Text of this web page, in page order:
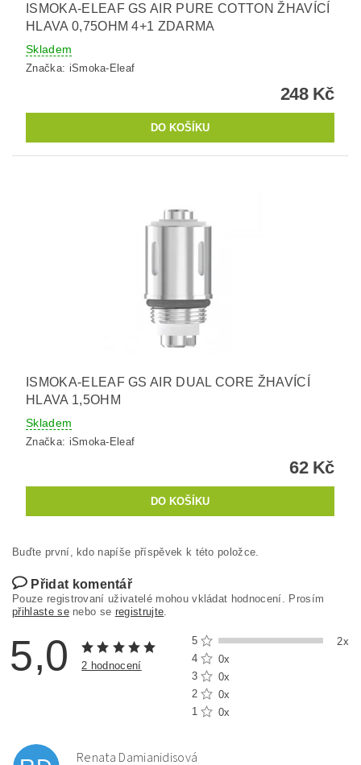
ISMOKA-ELEAF GS AIR PURE COTTON ŽHAVÍCÍ
HLAVA 0,75OHM 4+1 ZDARMA
Skladem
Značka: iSmoka-Eleaf
248 Kč
ISMOKA-ELEAF GS AIR DUAL CORE ŽHAVÍCÍ
HLAVA 1,5OHM
Skladem
Značka: iSmoka-Eleaf
62 Kč
Buďte první, kdo napíše příspěvek k této položce.
Přidat komentář
Pouze registrovaní uživatelé mohou vkládat hodnocení. Prosím
přihlaste senebo se registrujte.
5,0 2 hodnocení
5
2x
4
0x
3
0x
2
0x
1
0x
Renata Damianidisová